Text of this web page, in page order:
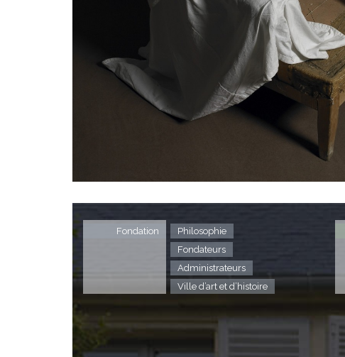
Fondation
Philosophie
Fondateurs
Administrateurs
Ville d’art et d’histoire